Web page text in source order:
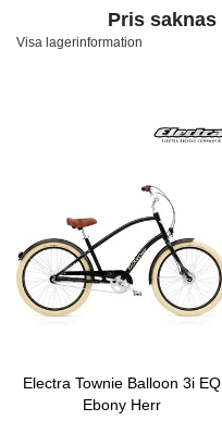
Pris saknas
Visa lagerinformation
Electra Townie Balloon 3i EQ
Ebony Herr